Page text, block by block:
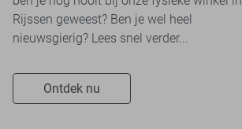
Rijssen geweest? Ben je wel heel
nieuwsgierig? Lees snel verder...
Ontdek nu